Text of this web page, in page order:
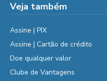
Veja também
Assine | PIX
Assine | Cartão de crédito
Doe qualquer valor
Clube de Vantagens